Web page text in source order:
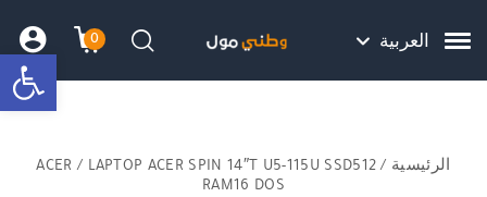
هل نزلت التطبيق ليصلك كل جديد ؟
العربية 0
עגלתחיפוש
الرئيسية /
ACER / LAPTOP ACER SPIN 14″T U5-115U SSD512
RAM16 DOS